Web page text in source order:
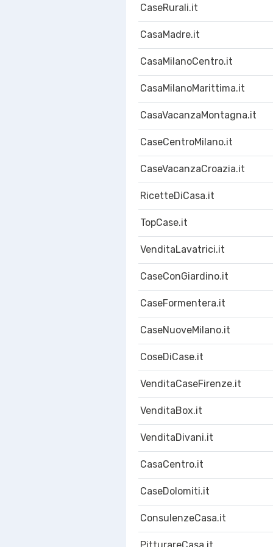
CaseRurali.it
CasaMadre.it
CasaMilanoCentro.it
CasaMilanoMarittima.it
CasaVacanzaMontagna.it
CaseCentroMilano.it
CaseVacanzaCroazia.it
RicetteDiCasa.it
TopCase.it
VenditaLavatrici.it
CaseConGiardino.it
CaseFormentera.it
CaseNuoveMilano.it
CoseDiCase.it
VenditaCaseFirenze.it
VenditaBox.it
VenditaDivani.it
CasaCentro.it
CaseDolomiti.it
ConsulenzeCasa.it